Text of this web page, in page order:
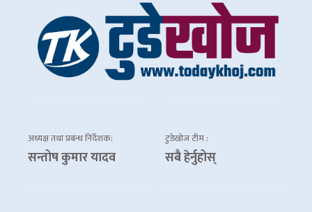
अध्यक्ष तथा प्रबन्ध निर्देशक:
सन्तोष कुमार यादव
टुडेखोज टीम :
सबै हेर्नुहोस्